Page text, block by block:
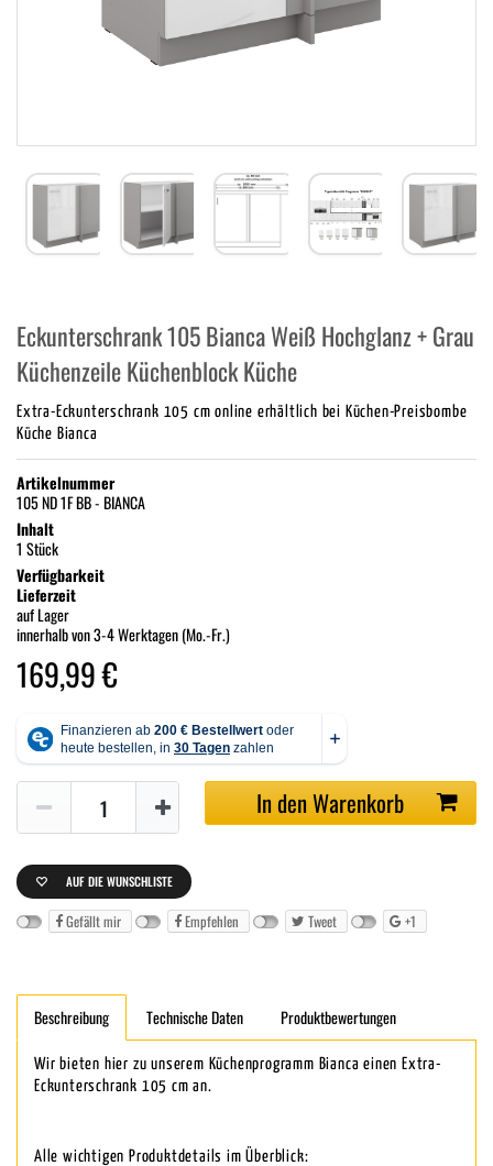
Eckunterschrank 105 Bianca Weiß Hochglanz + Grau
Küchenzeile Küchenblock Küche
Extra-Eckunterschrank 105 cm online erhältlich bei Küchen-Preisbombe
Küche Bianca
Artikelnummer
105 ND 1F BB - BIANCA
Inhalt
1 Stück
Verfügbarkeit
Lieferzeit
auf Lager
innerhalb von 3-4 Werktagen (Mo.-Fr.)
169,99 €
In den Warenkorb
AUF DIE WUNSCHLISTE
Gefällt mir Empfehlen Tweet +1
Beschreibung Technische Daten Produktbewertungen
Wir bieten hier zu unserem Küchenprogramm Bianca einen Extra-
Eckunterschrank 105 cm an.
Alle wichtigen Produktdetails im Überblick: